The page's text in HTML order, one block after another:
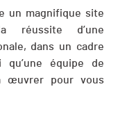
un magnifique site
réussite d’une
dans un cadre
équipe de
œuvrer pour vous